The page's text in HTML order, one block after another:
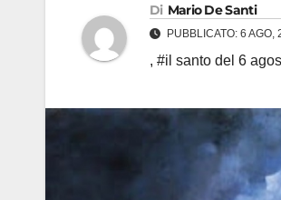
Di Mario De Santi
PUBBLICATO: 6 AGO,
, #il santo del 6